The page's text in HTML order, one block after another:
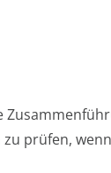
prüfen,